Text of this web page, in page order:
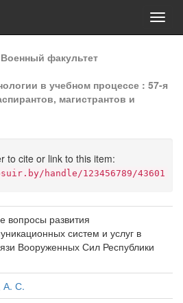
Военный факультет
в учебном процессе : 57-я
магистрантов и
to cite or link to this item:
handle/123456789/43601
вопросы развития
систем и услуг в
Вооруженных Сил Республики
А. С.